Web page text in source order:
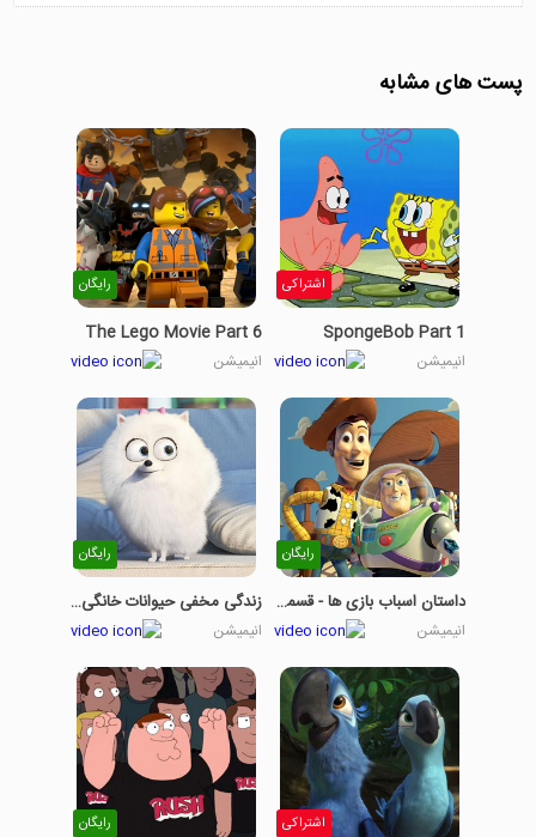
پست های مشابه
اشتراکی
SpongeBob Part 1
انیمیشن
رایگان
The Lego Movie Part 6
انیمیشن
رایگان
داستان اسباب بازی ها - قسمت 8
انیمیشن
رایگان
زندگی مخفی حیوانات خانگی-بخش چهارم
انیمیشن
اشتراکی رایگان